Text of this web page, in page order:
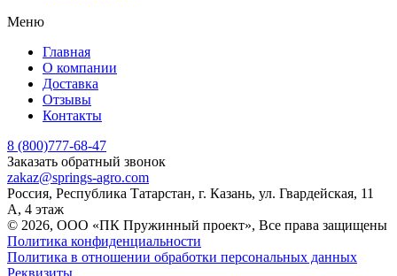
Меню
Главная
О компании
Доставка
Отзывы
Контакты
8 (800)777-68-47
Заказать обратный звонок
zakaz@springs-agro.com
Россия, Республика Татарстан, г. Казань, ул. Гвардейская, 11
А, 4 этаж
© 2026, ООО «ПК Пружинный проект», Все права защищены
Политика конфиденциальности
Политика в отношении обработки персональных данных
Реквизиты